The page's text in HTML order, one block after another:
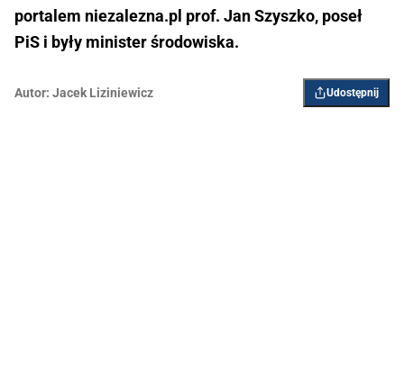
portalem niezalezna.pl prof. Jan Szyszko, poseł
PiS i były minister środowiska.
Autor: Jacek Liziniewicz Udostępnij